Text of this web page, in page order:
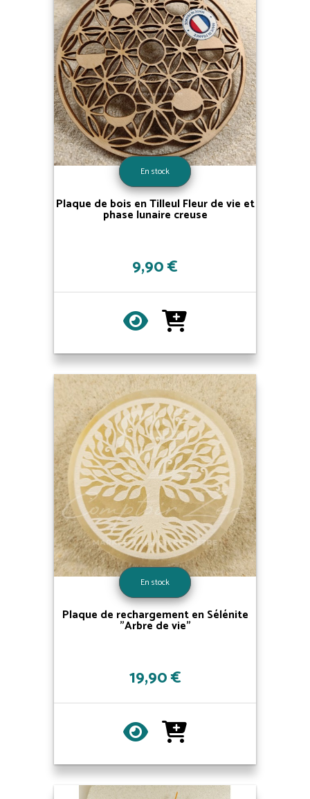
En stock
Plaque de bois en Tilleul Fleur de vie et
phase lunaire creuse
9,90 €
En stock
Plaque de rechargement en Sélénite
"Arbre de vie"
19,90 €